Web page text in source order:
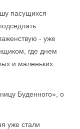
пасущихся
- уже
где днем
и маленьких
Буденного», о
уже стали